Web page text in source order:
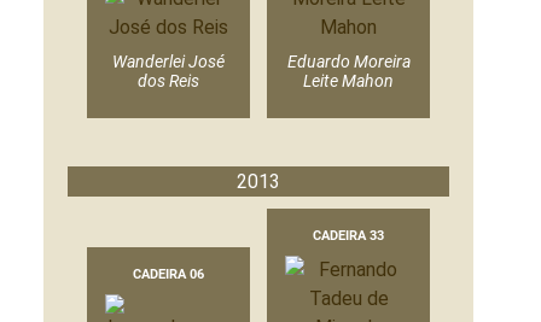
Wanderlei José
dos Reis
Eduardo Moreira
Leite Mahon
2013
CADEIRA 06
CADEIRA 33